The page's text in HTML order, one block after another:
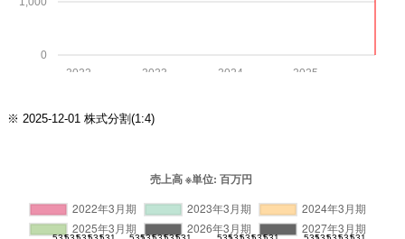
0
2025
2024
2023
2022
※ 2025-12-01 株式分割(1:4)